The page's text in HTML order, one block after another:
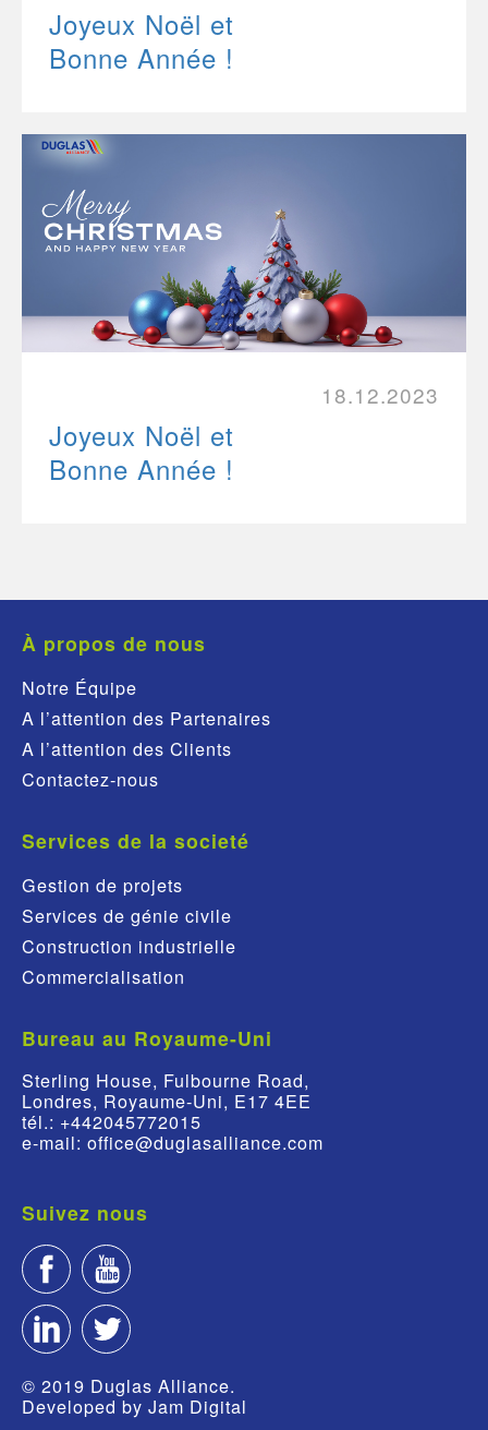
Joyeux Noël et
Bonne Année !
18.12.2023
Joyeux Noël et
Bonne Année !
À propos de nous
Notre Équipe
A l’attention des Partenaires
A l’attention des Clients
Contactez-nous
Services de la societé
Gestion de projets
Services de génie civile
Construction industrielle
Commercialisation
Bureau au Royaume-Uni
Sterling House, Fulbourne Road,
Londres, Royaume-Uni, E17 4EE
tél.: +442045772015
e-mail: office@duglasalliance.com
Suivez nous
© 2019 Duglas Alliance.
Developed by Jam Digital